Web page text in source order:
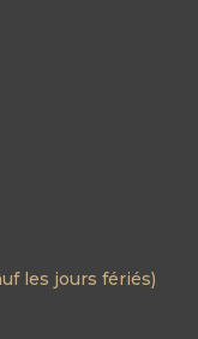
les jours fériés)